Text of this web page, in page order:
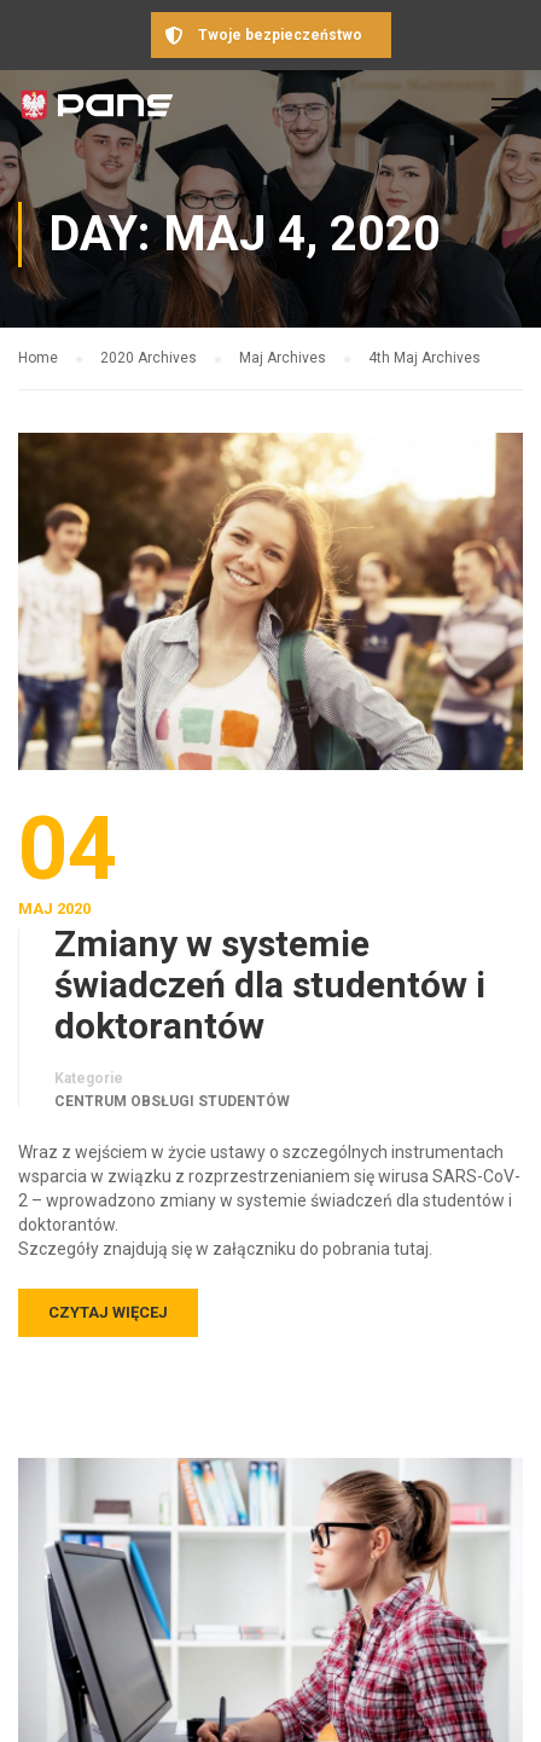
Twoje bezpieczeństwo
DAY: MAJ 4, 2020
Home 2020 Archives Maj Archives 4th Maj Archives
04
MAJ 2020
Zmiany w systemie
świadczeń dla studentów i
doktorantów
Kategorie
CENTRUM OBSŁUGI STUDENTÓW
Wraz z wejściem w życie ustawy o szczególnych instrumentach
wsparcia w związku z rozprzestrzenianiem się wirusa SARS-CoV-
2 – wprowadzono zmiany w systemie świadczeń dla studentów i
doktorantów.
Szczegóły znajdują się w załączniku do pobrania tutaj.
CZYTAJ WIĘCEJ